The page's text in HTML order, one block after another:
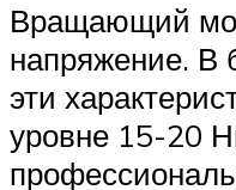
Вращающий
напряжение. В
эти
уровне 15-20